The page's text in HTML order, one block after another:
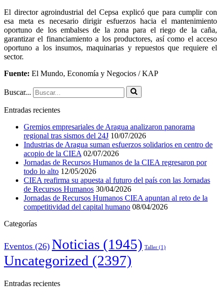
El director agroindustrial del Cepsa explicó que para cumplir con
esa meta es necesario dirigir esfuerzos hacia el mantenimiento
oportuno de los embalses de la zona para el riego de la caña,
garantizar el financiamiento a los productores, así como el acceso
oportuno a los insumos, maquinarias y repuestos que requiere el
sector.
Fuente: El Mundo, Economía y Negocios / KAP
Buscar...
Entradas recientes
Gremios empresariales de Aragua analizaron panorama
regional tras sismos del 24J 10/07/2026
Industrias de Aragua suman esfuerzos solidarios en centro de
acopio de la CIEA 02/07/2026
Jornadas de Recursos Humanos de la CIEA regresaron por
todo lo alto 12/05/2026
CIEA reafirma su apuesta al futuro del país con las Jornadas
de Recursos Humanos 30/04/2026
Jornadas de Recursos Humanos CIEA apuntan al reto de la
competitividad del capital humano 08/04/2026
Categorías
Eventos (26) Noticias (1945) Taller (1)
Uncategorized (2397)
Entradas recientes